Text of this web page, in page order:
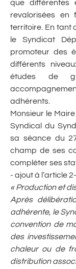
que différentes
revalorisées en
territoire. En tant
le Syndicat
promoteur des
différents
études de
adhérents.
Monsieur le
Syndical du
sa séance du
champ de ses
compléter ses
- ajout à l’article
« Production et
Après
adhérente, le
convention de
des
chaleur ou de
distribution